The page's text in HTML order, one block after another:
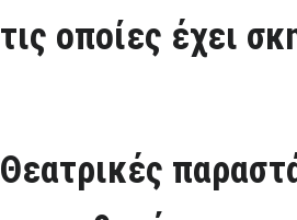
τις οποίες έχει
Θεατρικές